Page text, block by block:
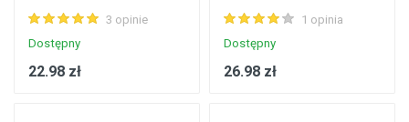
3 opinie
Dostępny
22.98 zł
1 opinia
Dostępny
26.98 zł